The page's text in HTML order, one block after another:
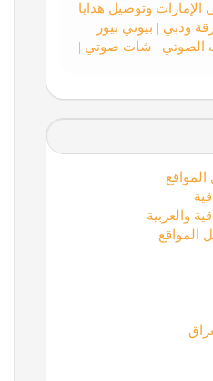
وتوصيل هدايا
ودبي | بيوني بيور
| شات صوتي |
المواقع
والعربية
المواقع